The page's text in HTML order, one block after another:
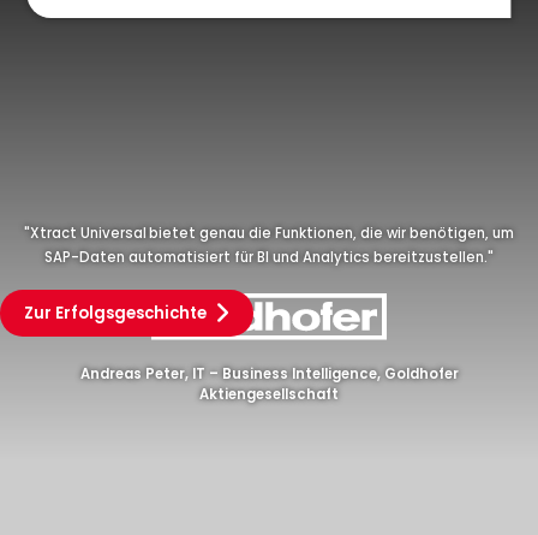
"Xtract Universalbietet genau die Funktionen, die wir benötigen, um
SAP-Daten automatisiert für BI und Analytics bereitzustellen."
Andreas Peter, IT – Business Intelligence, Goldhofer
Aktiengesellschaft
Zur Erfolgsgeschichte